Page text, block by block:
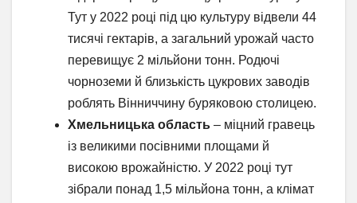
Тут у 2022 році під цю культуру відвели 44
тисячі гектарів, а загальний урожай часто
перевищує 2 мільйони тонн. Родючі
чорноземи й близькість цукрових заводів
роблять Вінниччину буряковою столицею.
Хмельницька область – міцний гравець
із великими посівними площами й
високою врожайністю. У 2022 році тут
зібрали понад 1,5 мільйона тонн, а клімат